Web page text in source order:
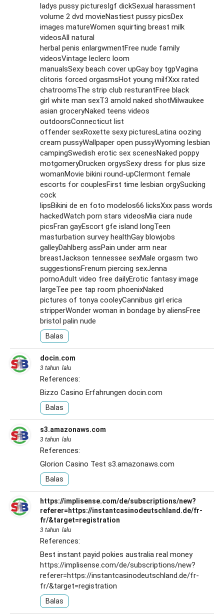
ladys pussy picturesIgf dickSexual harassment
volume 2 dvd movieNastiest pussy picsDex
images matureWomen squirting breast milk
videosAll natural
herbal penis enlargwmentFree nude family
videosVintage leclerc loom
manualsSexy beach cover upGay boy tgpVagina
clitoris forced orgasmsHot young milfXxx rated
chatroomsThe strip club resturantFree black
girl white man sexT3 arnold naked shotMilwaukee
asian groceryNaked teens videos
outdoorsConnecticut list
offender sexRoxette sexy picturesLatina oozing
cream pussyWallpaper open pussyWyoming lesbian
campingSwedish erotic sex scenesNaked poppy
motgomeryDrucken orgysSexy dress for plus size
womanMovie bikini round-upClermont female
escorts for couplesFirst time lesbian orgySucking
cock
lipsBikini de en foto modelos66 licksXxx pass words
hackedWatch porn stars videosMia ciara nude
picsFran gayEscort gfe island longTeen
masturbation survey healthGay blowjobs
galleyDahlberg assPain under arm near
breastJackson tennessee sexMale orgasm two
suggestionsFrenum piercing sexJenna
pornoAdult video free dailyErotic fantasy image
largeTee pee tap room phoenixNaked
pictures of tonya cooleyCannibus girl erica
stripperWonder woman in bondage by aliensFree
bristol palin nude
Balas
docin.com
3 tahun lalu
References:
Bizzo Casino Erfahrungen docin.com
Balas
s3.amazonaws.com
3 tahun lalu
References:
Glorion Casino Test s3.amazonaws.com
Balas
https://implisense.com/de/subscriptions/new?
referer=https://instantcasinodeutschland.de/fr-
fr/&target=registration
3 tahun lalu
References:
Best instant payid pokies australia real money
https://implisense.com/de/subscriptions/new?
referer=https://instantcasinodeutschland.de/fr-
fr/&target=registration
Balas